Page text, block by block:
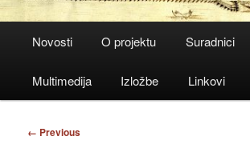
Novosti O projektu Suradnici
Multimedija Izložbe Linkovi
Image
← Previous